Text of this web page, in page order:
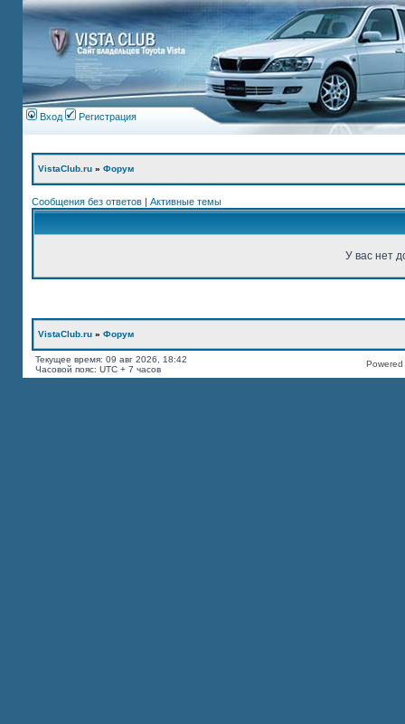
Вход Регистрация
VistaClub.ru » Форум
Сообщения без ответов | Активные темы
У вас нет
VistaClub.ru » Форум
Текущее время: 09 авг 2026, 18:42
Часовой пояс: UTC + 7 часов